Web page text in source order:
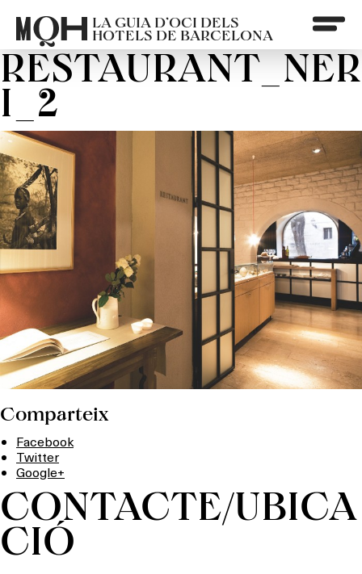
LA GUIA D’OCI DELS
HOTELS DE BARCELONA
RESTAURANT_NER
I_2
Comparteix
Facebook
Twitter
Google+
CONTACTE/UBICA
CIÓ